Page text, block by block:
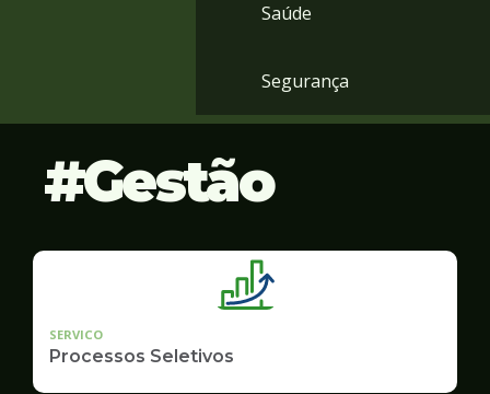
Saúde
Segurança
Gestão
SERVICO
Processos Seletivos